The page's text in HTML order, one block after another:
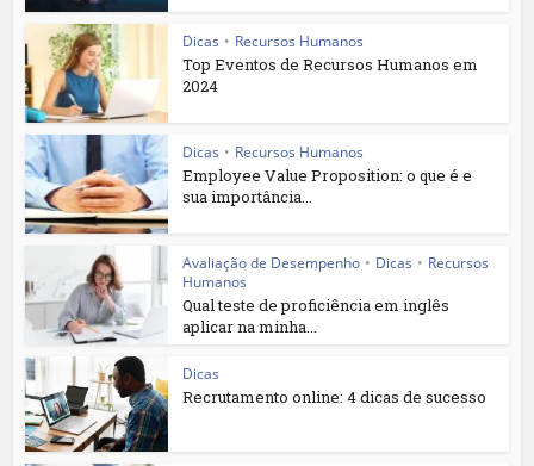
Dicas • Recursos Humanos
Top Eventos de Recursos Humanos em
2024
Dicas • Recursos Humanos
Employee Value Proposition: o que é e
sua importância...
Avaliação de Desempenho • Dicas • Recursos
Humanos
Qual teste de proficiência em inglês
aplicar na minha...
Dicas
Recrutamento online: 4 dicas de sucesso